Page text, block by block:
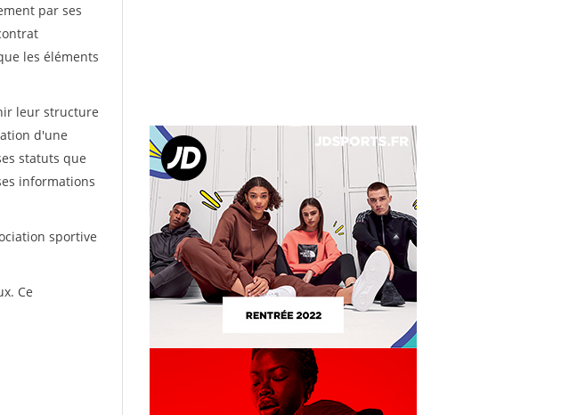
par ses
les éléments
leur structure
d'une
statuts que
informations
sportive
Ce